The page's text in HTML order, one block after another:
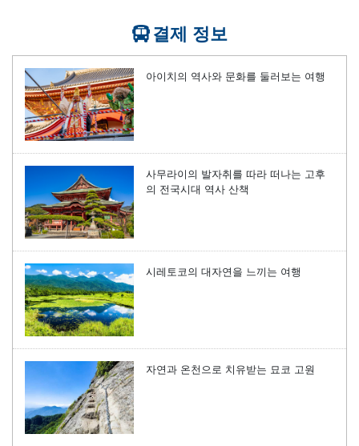
결제 정보
아이치의 역사와 문화를 둘러보는 여행
사무라이의 발자취를 따라 떠나는 고후
의 전국시대 역사 산책
시레토코의 대자연을 느끼는 여행
자연과 온천으로 치유받는 묘코 고원